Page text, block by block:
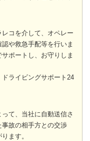
コを介して、オペレー
や救急手配等を行いま
ポートし、お守りしま
ライビングサポート24
て、当社に自動送信さ
故の相手方との交渉
ます。